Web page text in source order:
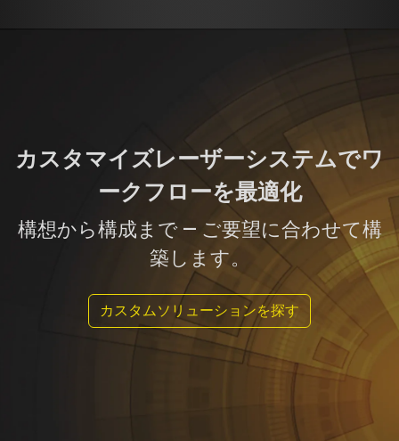
カスタマイズレーザーシステムでワ
ークフローを最適化
構想から構成まで — ご要望に合わせて構
築します。
カスタムソリューションを探す